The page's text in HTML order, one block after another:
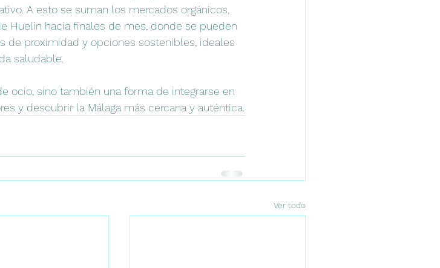
A esto se suman los mercados orgánicos,
Huelin hacia finales de mes, donde se pueden
de proximidad y opciones sostenibles, ideales
saludable.
ocio, sino también una forma de integrarse en
y descubrir la Málaga más cercana y auténtica.
Ver todo